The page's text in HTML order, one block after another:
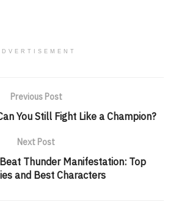
Previous Post
You Still Fight Like a Champion?
Next Post
Thunder Manifestation: Top
and Best Characters